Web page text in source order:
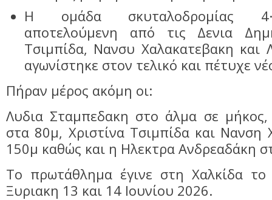
Η ομάδα σκυταλοδρομίας
αποτελούμενη από τις Δενια
Τσιμπίδα, Νανσυ Χαλακατεβακη και
αγωνίστηκε στον τελικό και πέτυχε
Πήραν μέρος ακόμη οι:
Λυδια Σταμπεδακη στο άλμα σε
στα 80μ, Χριστίνα Τσιμπίδα και Νανση
150μ καθώς και η Ηλεκτρα Ανδρεαδάκη
Το πρωτάθλημα έγινε στη Χαλκίδα
Ξυριακη 13 και 14 Ιουνίου 2026.